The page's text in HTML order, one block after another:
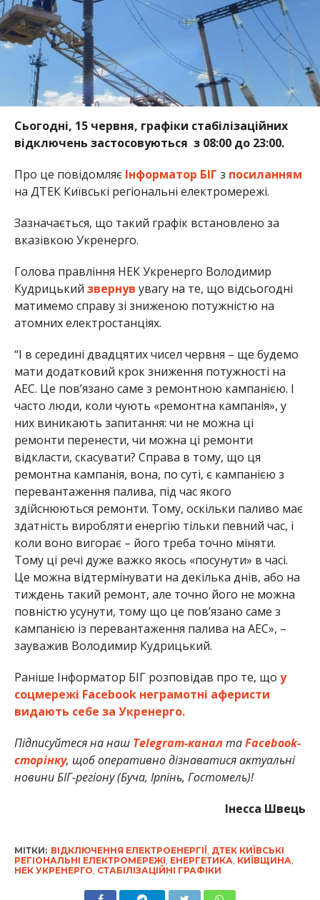
Сьогодні, 15 червня, графіки стабілізаційних
відключень застосовуються з 08:00 до 23:00.
Про це повідомляє Інформатор БІГ з посиланням
на ДТЕК Київські регіональні електромережі.
Зазначається, що такий графік встановлено за
вказівкою Укренерго.
Голова правління НЕК Укренерго Володимир
Кудрицький звернув увагу на те, що відсьогодні
матимемо справу зі зниженою потужністю на
атомних електростанціях.
“І в середині двадцятих чисел червня – ще будемо
мати додатковий крок зниження потужності на
АЕС. Це пов’язано саме з ремонтною кампанією. І
часто люди, коли чують «ремонтна кампанія», у
них виникають запитання: чи не можна ці
ремонти перенести, чи можна ці ремонти
відкласти, скасувати? Справа в тому, що ця
ремонтна кампанія, вона, по суті, є кампанією з
перевантаження палива, під час якого
здійснюються ремонти. Тому, оскільки паливо має
здатність виробляти енергію тільки певний час, і
коли воно вигорає – його треба точно міняти.
Тому ці речі дуже важко якось «посунути» в часі.
Це можна відтермінувати на декілька днів, або на
тиждень такий ремонт, але точно його не можна
повністю усунути, тому що це пов’язано саме з
кампанією із перевантаження палива на АЕС», –
зауважив Володимир Кудрицький.
Раніше Інформатор БІГ розповідав про те, що у
соцмережі Facebook неграмотні аферисти
видають себе за Укренерго.
Підписуйтеся на наш Telegram-канал таFacebook-
сторінку, щоб оперативно дізнаватися актуальні
новини БІГ-регіону (Буча, Ірпінь, Гостомель)!
Інесса Швець
МІТКИ: ВІДКЛЮЧЕННЯ ЕЛЕКТРОЕНЕРГІЇ, ДТЕК КИЇВСЬКІ
РЕГІОНАЛЬНІ ЕЛЕКТРОМЕРЕЖІ, ЕНЕРГЕТИКА, КИЇВЩИНА,
НЕК УКРЕНЕРГО, СТАБІЛІЗАЦІЙНІ ГРАФІКИ